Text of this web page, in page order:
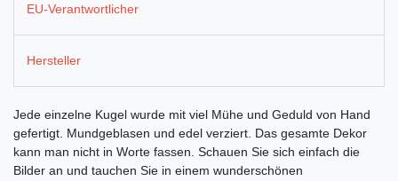
EU-Verantwortlicher
Hersteller
Jede einzelne Kugel wurde mit viel Mühe und Geduld von Hand
gefertigt. Mundgeblasen und edel verziert. Das gesamte Dekor
kann man nicht in Worte fassen. Schauen Sie sich einfach die
Bilder an und tauchen Sie in einem wunderschönen